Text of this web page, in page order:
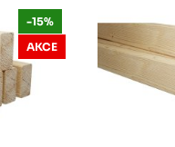
-15%
AKCE